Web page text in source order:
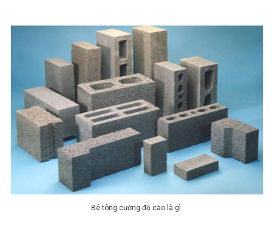
Bê tông cường độ cao là gì